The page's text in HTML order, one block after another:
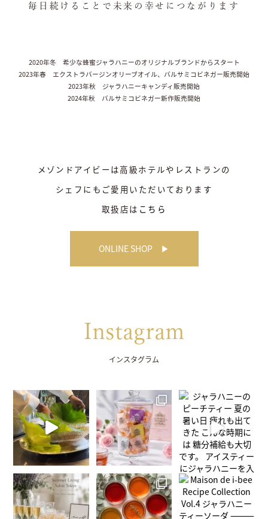
毎日続けることで未来の幸せにつながります
2020年冬 希少な蜂蜜ジャラハニーのオリジナルブランドからスタート
2023年春 エクストラバージンオリーブオイル、バルサミコビネガー販売開始
2023年秋 ジャラハニーキャンディ販売開始
2024年秋 バルサミコビネガー新作販売開始
メゾンドアイビーは高級ホテルやレストランの
シェフにもご愛用いただいております
取扱店は こちら
ONLINE SHOP
Instagram
インスタグラム